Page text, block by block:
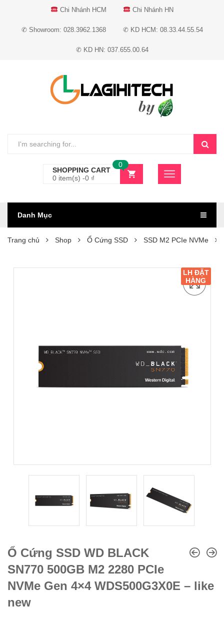
Chi Nhánh HCM Chi Nhánh HN
✆ Showroom: 028.3962.1368 ✆ KD HCM: 08.33.44.55.54
✆ KD HN: 037.655.00.64
SHOPPING CART
0 item(s) -0 ₫
0
Danh Mục
Trang chủ Shop Ổ Cứng SSD SSD M2 PCIe NVMe
LH ĐẶT
HÀNG
Ổ Cứng SSD WD BLACK
SN770 500GB M2 2280 PCIe
NVMe Gen 4×4 WDS500G3X0E – like
new